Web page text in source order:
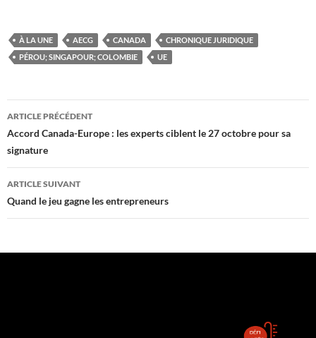
À LA UNE AECG CANADA
CHRONIQUE JURIDIQUE
PÉROU; SINGAPOUR; COLOMBIE
UE
Navigation
des
articles
ARTICLE PRÉCÉDENT
Accord Canada-Europe : les experts ciblent le 27 octobre pour sa
signature
ARTICLE SUIVANT
Quand le jeu gagne les entrepreneurs